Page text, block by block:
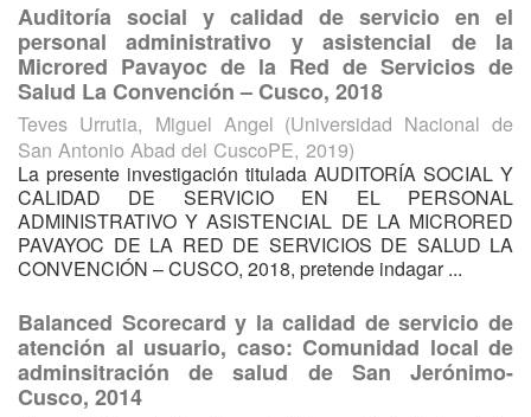
Auditoría social y calidad de servicio en el
personal administrativo y asistencial de la
Microred Pavayoc de la Red de Servicios de
Salud La Convención – Cusco, 2018
Teves Urrutia, Miguel Angel (Universidad Nacional de
San Antonio Abad del CuscoPE, 2019)
La presente investigación titulada AUDITORÍA SOCIAL Y
CALIDAD DE SERVICIO EN EL PERSONAL
ADMINISTRATIVO Y ASISTENCIAL DE LA MICRORED
PAVAYOC DE LA RED DE SERVICIOS DE SALUD LA
CONVENCIÓN – CUSCO, 2018, pretende indagar ...
Balanced Scorecard y la calidad de servicio de
atención al usuario, caso: Comunidad local de
adminsitración de salud de San Jerónimo-
Cusco, 2014